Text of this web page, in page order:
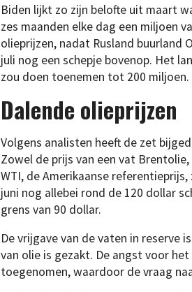
Biden lijkt zo zijn belofte uit maart
zes maanden elke dag een miljoen
olieprijzen, nadat Rusland buurland
juli nog een schepje bovenop. Het
zou doen toenemen tot 200 miljoen.
Dalende olieprijzen
Volgens analisten heeft de zet
Zowel de prijs van een vat
WTI, de Amerikaanse
juni nog allebei rond de 120 dollar
grens van 90 dollar.
De vrijgave van de vaten in reserve
van olie is gezakt. De angst voor
toegenomen, waardoor de vraag